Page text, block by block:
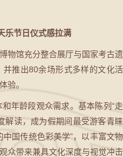
乐节日仪式感拉满
馆充分整合展厅与国家考古遗
推出80余场形式多样的文化活
验。
龄段观众需求。基本陈列“走
解读，成为假期间最受游客青睐
国传统色彩美学”，以丰富文物
众带来兼具文化深度与视觉冲击